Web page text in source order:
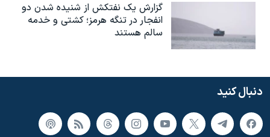
گزارش یک نفتکش از شنیده شدن دو
انفجار در تنگه هرمز؛ کشتی و خدمه
سالم هستند
دنبال کنید